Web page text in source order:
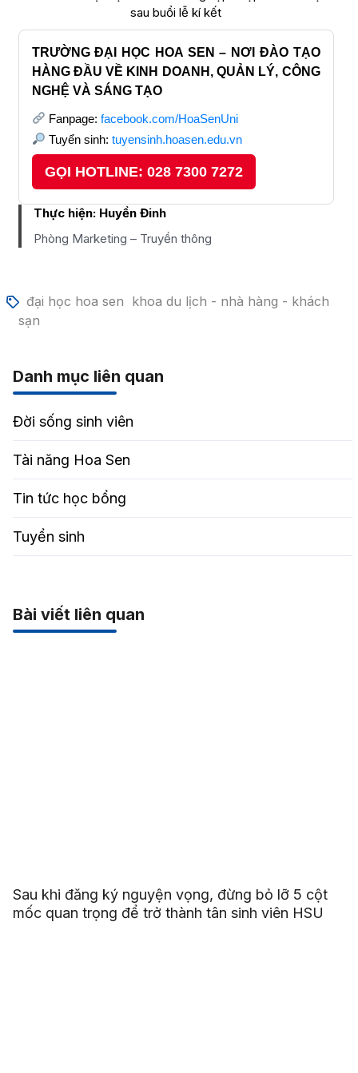
sau buổi lễ kí kết
TRƯỜNG ĐẠI HỌC HOA SEN – NƠI ĐÀO TẠO
HÀNG ĐẦU VỀ KINH DOANH, QUẢN LÝ, CÔNG
NGHỆ VÀ SÁNG TẠO
Fanpage: facebook.com/HoaSenUni
Tuyển sinh: tuyensinh.hoasen.edu.vn
GỌI HOTLINE: 028 7300 7272
Thực hiện: Huyền Đinh
Phòng Marketing – Truyền thông
đại học hoa sen khoa du lịch - nhà hàng - khách
sạn
Danh mục liên quan
Đời sống sinh viên
Tài năng Hoa Sen
Tin tức học bổng
Tuyển sinh
Bài viết liên quan
Sau khi đăng ký nguyện vọng, đừng bỏ lỡ 5 cột
mốc quan trọng để trở thành tân sinh viên HSU